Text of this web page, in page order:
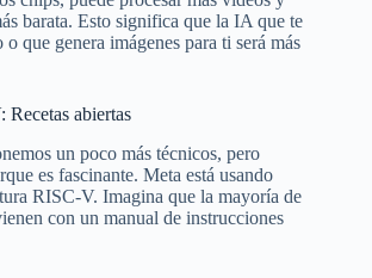
barata. Esto significa que la IA que te
que genera imágenes para ti será más
abiertas
un poco más técnicos, pero
es fascinante. Meta está usando
RISC-V. Imagina que la mayoría de
con un manual de instrucciones